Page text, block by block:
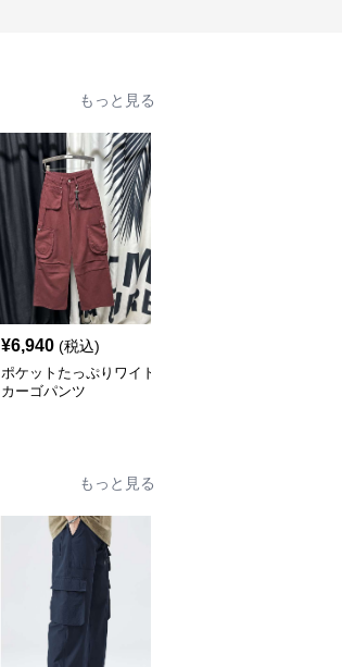
もっと見る
¥6,940 (税込)
ポケットたっぷりワイド
カーゴパンツ
もっと見る